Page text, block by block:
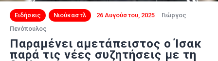
Ειδήσεις Νιούκαστλ 26 Αυγούστου, 2025
Γιώργος
Πενόπουλος
Παραμένει αμετάπειστος ο Ίσακ
παρά τις νέες συζητήσεις με τη